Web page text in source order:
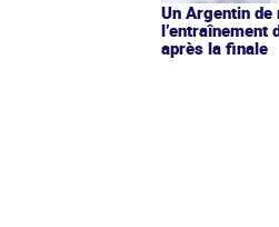
Un Argentin de
l’entraînement
après la finale